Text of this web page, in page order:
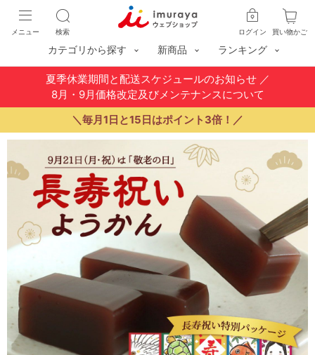
買い物かご
ログイン
検索
メニュー
カテゴリから探す 新商品 ランキング
夏季休業期間と配送スケジュールのお知らせ／
8月・9月価格改定及びメンテナンスについて
＼毎月1日と15日はポイント3倍！／